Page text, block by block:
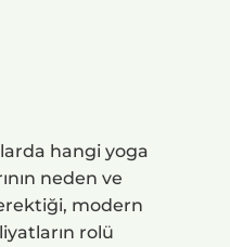
hangi yoga
neden ve
modern
rolü